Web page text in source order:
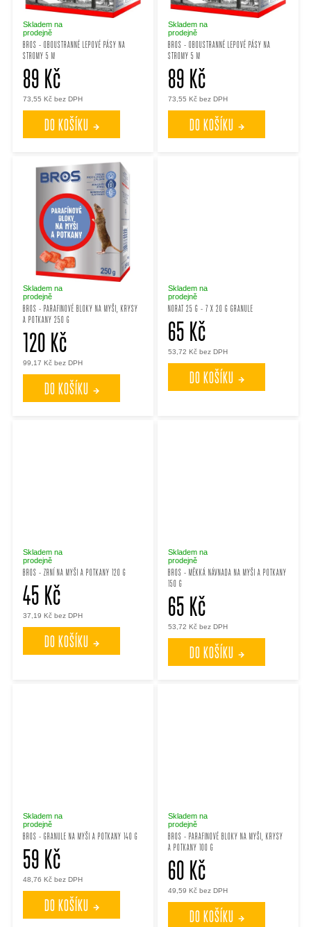
p
r
o
d
u
ů
BROS - OBOUSTRANNÉ LEPOVÉ PÁSY NA
STROMY 5 M
Skladem na
prodejně
73,55 Kč bez DPH
89 Kč
DO KOŠÍKU
BROS - OBOUSTRANNÉ LEPOVÉ PÁSY NA
STROMY 5 M
Skladem na
prodejně
73,55 Kč bez DPH
89 Kč
DO KOŠÍKU
BROS - PARAFINOVÉ BLOKY NA MYŠI, KRYSY
A POTKANY 250 G
Skladem na
prodejně
99,17 Kč bez DPH
120 Kč
DO KOŠÍKU
NORAT 25 G - 7 X 20 G GRANULE
Skladem na
prodejně
53,72 Kč bez DPH
65 Kč
DO KOŠÍKU
BROS - ZRNÍ NA MYŠI A POTKANY 120 G
Skladem na
prodejně
37,19 Kč bez DPH
45 Kč
DO KOŠÍKU
BROS - MĚKKÁ NÁVNADA NA MYŠI A POTKANY
150 G
Skladem na
prodejně
53,72 Kč bez DPH
65 Kč
DO KOŠÍKU
BROS - GRANULE NA MYŠI A POTKANY 140 G
Skladem na
prodejně
48,76 Kč bez DPH
59 Kč
DO KOŠÍKU
BROS - PARAFINOVÉ BLOKY NA MYŠI, KRYSY
A POTKANY 100 G
Skladem na
prodejně
49,59 Kč bez DPH
60 Kč
DO KOŠÍKU